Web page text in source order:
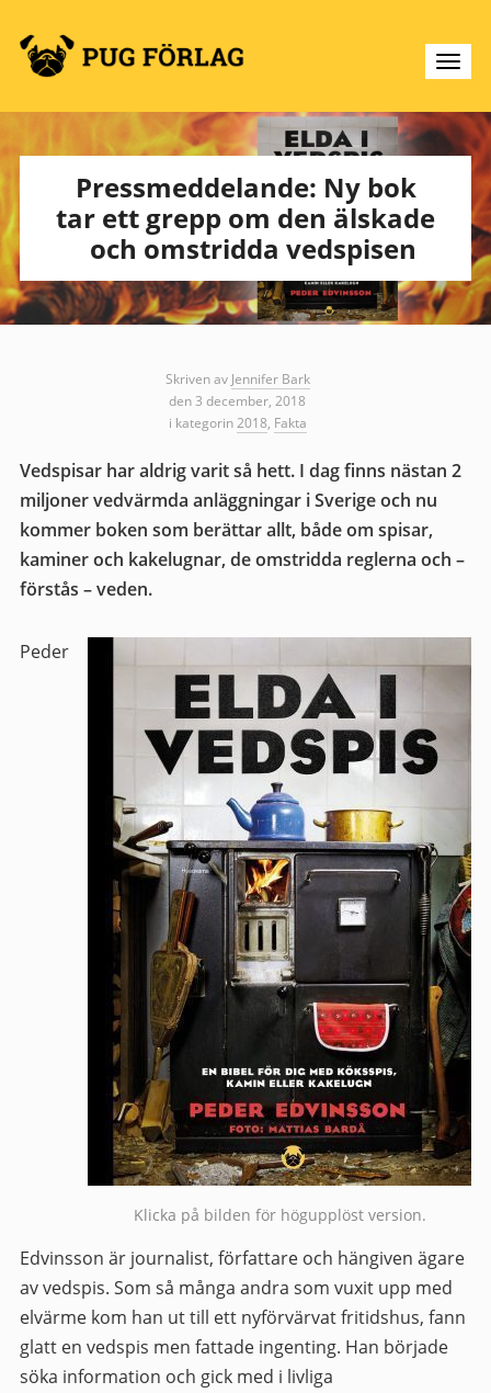
Pressmeddelande: Ny bok
tar ett grepp om den älskade
och omstridda vedspisen
Skriven av Jennifer Bark
den 3 december, 2018
i kategorin2018, Fakta
Vedspisar har aldrig varit så hett. I dag finns nästan 2
miljoner vedvärmda anläggningar i Sverige och nu
kommer boken som berättar allt, både om spisar,
kaminer och kakelugnar, de omstridda reglerna och –
förstås – veden.
Klicka på bilden för högupplöst version.
Peder
Edvinsson är journalist, författare och hängiven ägare
av vedspis. Som så många andra som vuxit upp med
elvärme kom han ut till ett nyförvärvat fritidshus, fann
glatt en vedspis men fattade ingenting. Han började
söka information och gick med i livliga